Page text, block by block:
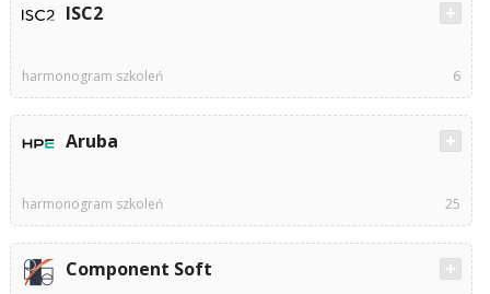
ISC2
harmonogram szkoleń 6
Aruba
harmonogram szkoleń 25
Component Soft